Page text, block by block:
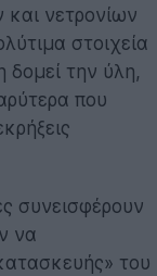
νετρονίων
στοιχεία
δομεί την ύλη,
που
συνεισφέρουν
να
του